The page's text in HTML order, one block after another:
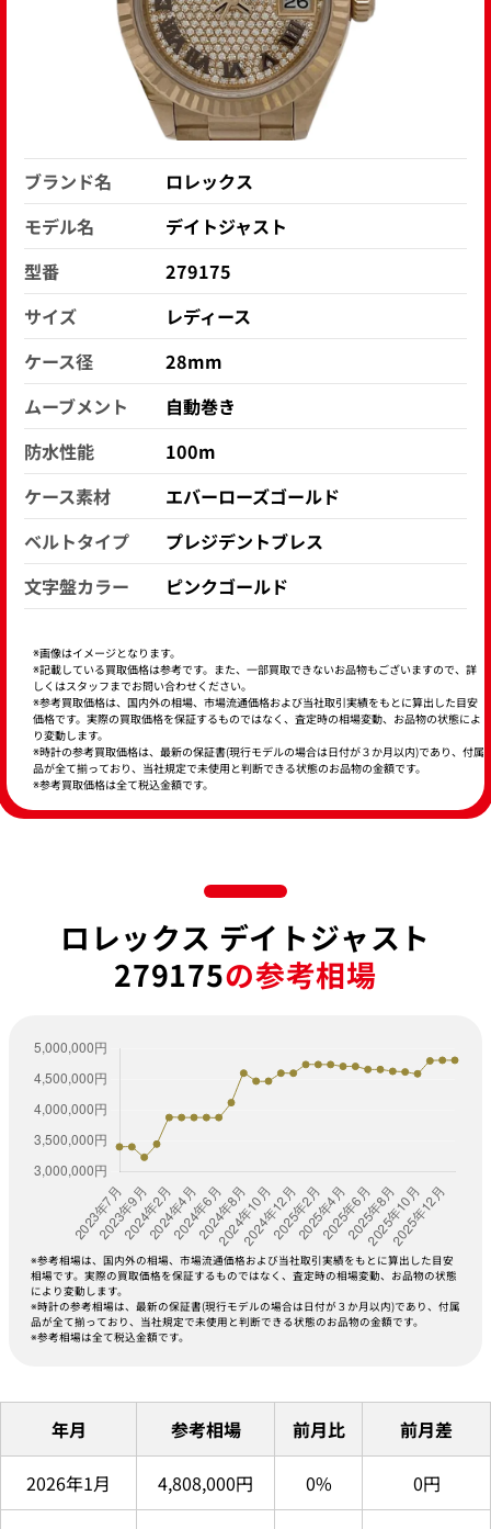
ブランド名
ロレックス
モデル名
デイトジャスト
型番
279175
サイズ
レディース
ケース径
28mm
ムーブメント
自動巻き
防水性能
100m
ケース素材
エバーローズゴールド
ベルトタイプ
プレジデントブレス
文字盤カラー
ピンクゴールド
※画像はイメージとなります。
※記載している買取価格は参考です。また、一部買取できないお品物もございますので、詳
しくはスタッフまでお問い合わせください。
※参考買取価格は、国内外の相場、市場流通価格および当社取引実績をもとに算出した目安
価格です。実際の買取価格を保証するものではなく、査定時の相場変動、お品物の状態によ
り変動します。
※時計の参考買取価格は、最新の保証書(現行モデルの場合は日付が３か月以内)であり、付属
品が全て揃っており、当社規定で未使用と判断できる状態のお品物の金額です。
※参考買取価格は全て税込金額です。
ロレックス デイトジャスト
279175の参考相場
※参考相場は、国内外の相場、市場流通価格および当社取引実績をもとに算出した目安
相場です。実際の買取価格を保証するものではなく、査定時の相場変動、お品物の状態
により変動します。
※時計の参考相場は、最新の保証書(現行モデルの場合は日付が３か月以内)であり、付属
品が全て揃っており、当社規定で未使用と判断できる状態のお品物の金額です。
※参考相場は全て税込金額です。
年月 参考相場 前月比 前月差
2026年1月 4,808,000円 0% 0円